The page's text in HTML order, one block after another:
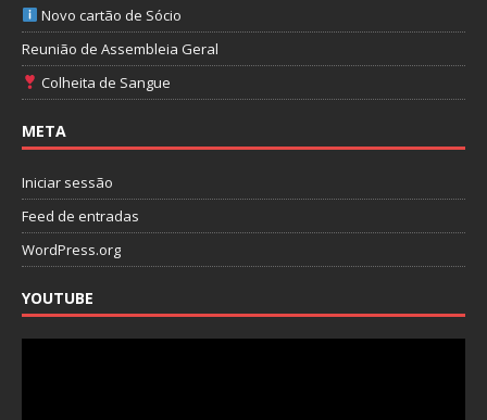
Novo cartão de Sócio
Reunião de Assembleia Geral
Colheita de Sangue
META
Iniciar sessão
Feed de entradas
WordPress.org
YOUTUBE